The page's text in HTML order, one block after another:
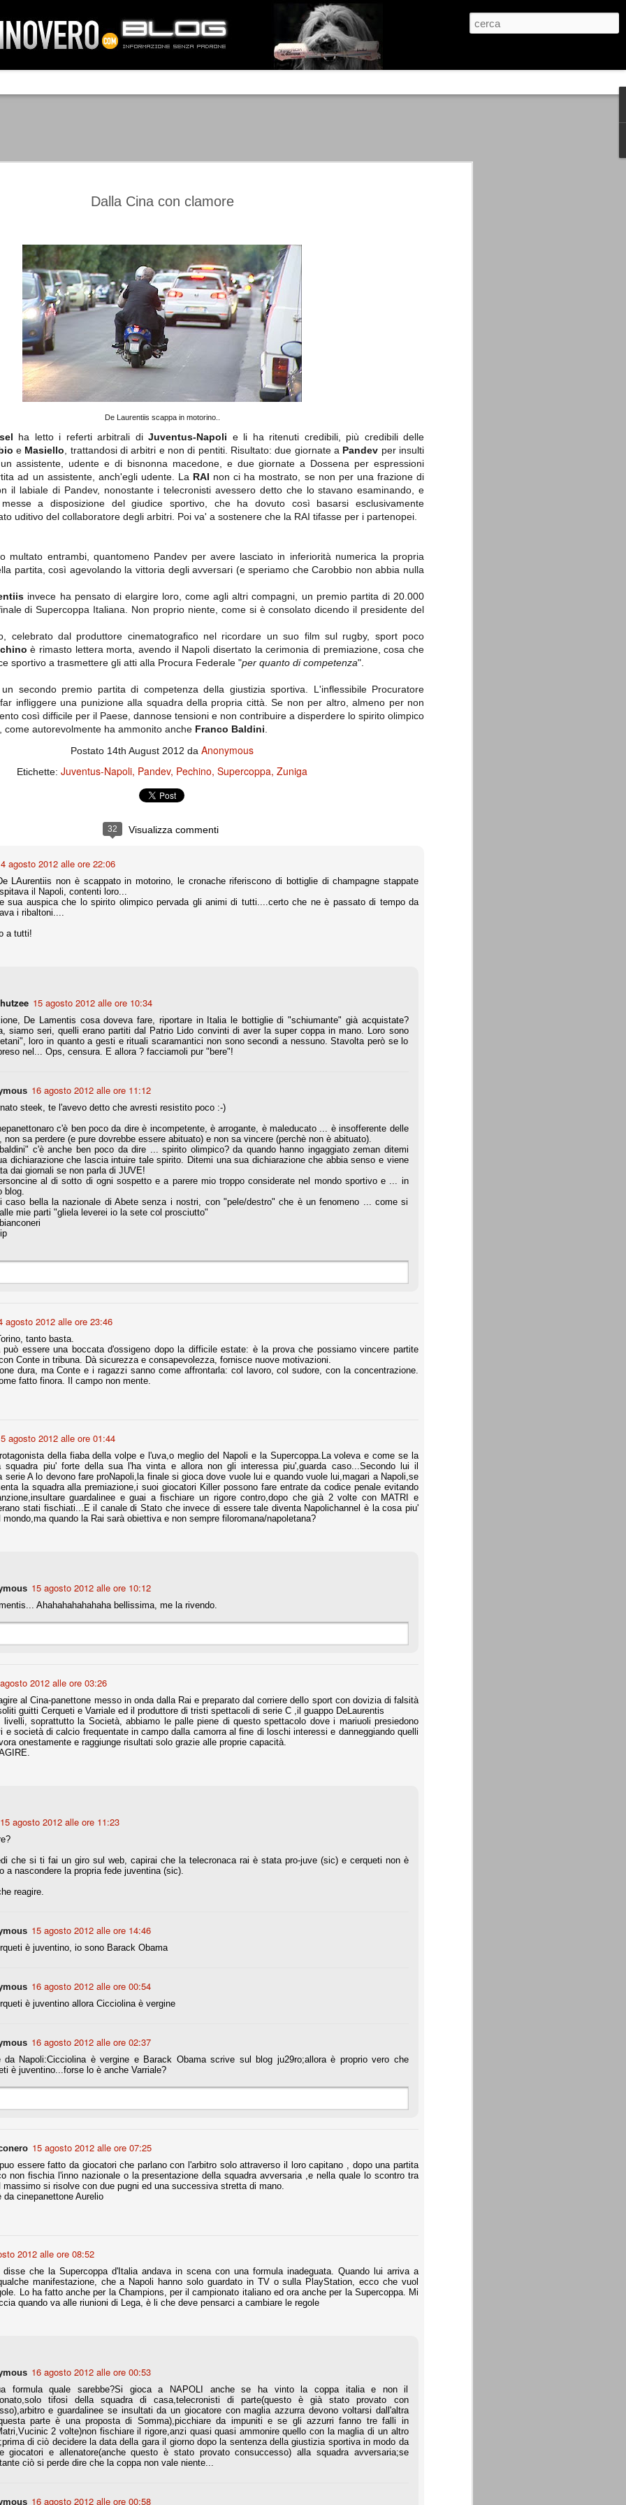
Dalla Cina con clamore
De Laurentiis scappa in motorino..
ha letto i referti arbitrali di Juventus-Napoli e li ha ritenuti credibili, più credibili delle
e Masiello , trattandosi di arbitri e non di pentiti. Risultato: due giornate a Pandev per insulti
assistente, udente e di bisnonna macedone, e due giornate a Dossena per espressioni
ad un assistente, anch'egli udente. La RAI non ci ha mostrato, se non per una frazione di
il labiale di Pandev, nonostante i telecronisti avessero detto che lo stavano esaminando, e
a disposizione del giudice sportivo, che ha dovuto così basarsi esclusivamente
uditivo del collaboratore degli arbitri. Poi va' a sostenere che la RAI tifasse per i partenopei.
multato entrambi, quantomeno Pandev per avere lasciato in inferiorità numerica la propria
partita, così agevolando la vittoria degli avversari (e speriamo che Carobbio non abbia nulla
invece ha pensato di elargire loro, come agli altri compagni, un premio partita di 20.000
di Supercoppa Italiana. Non proprio niente, come si è consolato dicendo il presidente del
celebrato dal produttore cinematografico nel ricordare un suo film sul rugby, sport poco
è rimasto lettera morta, avendo il Napoli disertato la cerimonia di premiazione, cosa che
sportivo a trasmettere gli atti alla Procura Federale "per quanto di competenza".
secondo premio partita di competenza della giustizia sportiva. L'inflessibile Procuratore
infliggere una punizione alla squadra della propria città. Se non per altro, almeno per non
così difficile per il Paese, dannose tensioni e non contribuire a disperdere lo spirito olimpico
come autorevolmente ha ammonito anche Franco Baldini
Postato 14th August 2012 da Anonymous
Etichette: Juventus-Napoli Pandev Pechino Supercoppa Zuniga
32 Visualizza commenti
agosto 2012 alle ore 22:06
LAurentiis non è scappato in motorino, le cronache riferiscono di bottiglie di champagne stappate
il Napoli, contenti loro...
sua auspica che lo spirito olimpico pervada gli animi di tutti....certo che ne è passato di tempo da
i ribaltoni....
a tutti!
15 agosto 2012 alle ore 10:34
De Lamentis cosa doveva fare, riportare in Italia le bottiglie di "schiumante" già acquistate?
siamo seri, quelli erano partiti dal Patrio Lido convinti di aver la super coppa in mano. Loro sono
loro in quanto a gesti e rituali scaramantici non sono secondi a nessuno. Stavolta però se lo
nel... Ops, censura. E allora ? facciamoli pur "bere"!
16 agosto 2012 alle ore 11:12
steek, te l'avevo detto che avresti resistito poco :-)
c'è ben poco da dire è incompetente, è arrogante, è maleducato ... è insofferente delle
non sa perdere (e pure dovrebbe essere abituato) e non sa vincere (perchè non è abituato).
c'è anche ben poco da dire ... spirito olimpico? da quando hanno ingaggiato zeman ditemi
dichiarazione che lascia intuire tale spirito. Ditemi una sua dichiarazione che abbia senso e viene
dai giornali se non parla di JUVE!
al di sotto di ogni sospetto e a parere mio troppo considerate nel mondo sportivo e ... in
blog.
caso bella la nazionale di Abete senza i nostri, con "pele/destro" che è un fenomeno ... come si
mie parti "gliela leverei io la sete col prosciutto"
agosto 2012 alle ore 23:46
tanto basta.
può essere una boccata d'ossigeno dopo la difficile estate: è la prova che possiamo vincere partite
Conte in tribuna. Dà sicurezza e consapevolezza, fornisce nuove motivazioni.
dura, ma Conte e i ragazzi sanno come affrontarla: col lavoro, col sudore, con la concentrazione.
fatto finora. Il campo non mente.
agosto 2012 alle ore 01:44
della fiaba della volpe e l'uva,o meglio del Napoli e la Supercoppa.La voleva e come se la
squadra piu' forte della sua l'ha vinta e allora non gli interessa piu',guarda caso...Secondo lui il
serie A lo devono fare proNapoli,la finale si gioca dove vuole lui e quando vuole lui,magari a Napoli,se
la squadra alla premiazione,i suoi giocatori Killer possono fare entrate da codice penale evitando
guardalinee e guai a fischiare un rigore contro,dopo che già 2 volte con MATRI e
stati fischiati...E il canale di Stato che invece di essere tale diventa Napolichannel è la cosa piu'
mondo,ma quando la Rai sarà obiettiva e non sempre filoromana/napoletana?
15 agosto 2012 alle ore 10:12
Ahahahahahahaha bellissima, me la rivendo.
2012 alle ore 03:26
al Cina-panettone messo in onda dalla Rai e preparato dal corriere dello sport con dovizia di falsità
guitti Cerqueti e Varriale ed il produttore di tristi spettacoli di serie C ,il guappo DeLaurentis
soprattutto la Società, abbiamo le palle piene di questo spettacolo dove i mariuoli presiedono
e società di calcio frequentate in campo dalla camorra al fine di loschi interessi e danneggiando quelli
onestamente e raggiunge risultati solo grazie alle proprie capacità.
15 agosto 2012 alle ore 11:23
che si ti fai un giro sul web, capirai che la telecronaca rai è stata pro-juve (sic) e cerqueti non è
a nascondere la propria fede juventina (sic).
reagire.
15 agosto 2012 alle ore 14:46
è juventino, io sono Barack Obama
16 agosto 2012 alle ore 00:54
è juventino allora Cicciolina è vergine
16 agosto 2012 alle ore 02:37
da Napoli:Cicciolina è vergine e Barack Obama scrive sul blog ju29ro;allora è proprio vero che
è juventino...forse lo è anche Varriale?
15 agosto 2012 alle ore 07:25
essere fatto da giocatori che parlano con l'arbitro solo attraverso il loro capitano , dopo una partita
non fischia l'inno nazionale o la presentazione della squadra avversaria ,e nella quale lo scontro tra
massimo si risolve con due pugni ed una successiva stretta di mano.
da cinepanettone Aurelio
2012 alle ore 08:52
disse che la Supercoppa d'Italia andava in scena con una formula inadeguata. Quando lui arriva a
manifestazione, che a Napoli hanno solo guardato in TV o sulla PlayStation, ecco che vuol
Lo ha fatto anche per la Champions, per il campionato italiano ed ora anche per la Supercoppa. Mi
quando va alle riunioni di Lega, è li che deve pensarci a cambiare le regole
16 agosto 2012 alle ore 00:53
formula quale sarebbe?Si gioca a NAPOLI anche se ha vinto la coppa italia e non il
tifosi della squadra di casa,telecronisti di parte(questo è già stato provato con
e guardalinee se insultati da un giocatore con maglia azzurra devono voltarsi dall'altra
parte è una proposta di Somma),picchiare da impuniti e se gli azzurri fanno tre falli in
2 volte)non fischiare il rigore,anzi quasi quasi ammonire quello con la maglia di un altro
di ciò decidere la data della gara il giorno dopo la sentenza della giustizia sportiva in modo da
giocatori e allenatore(anche questo è stato provato consuccesso) alla squadra avversaria;se
ciò si perde dire che la coppa non vale niente...
16 agosto 2012 alle ore 00:58
dell’estate 2006, sembrava
il corso degli eventi che si
condannando irreversibilmente.
Manchester City -
Juventus 1-2
La Juventus trionfa a
Manchester conquistandosi tre
importantissimi punti per la
qualificazione e mettendosi alle
spalle le brutte prestazioni del
campionato. Dopo un primo tempo
di sofferenza gli uomini di Allegri
hanno saputo reagire al gol
fortunoso (e non molto regolare)
segnato dagli inglesi e a portare a
casa il bottino intero.
SEP
12
Juventus - Chievo 1-1
La Juventus esce con un
misero punto dallo Juventus
Stadium, accentuando una crisi
che sembra non avere fine.
Nonostante il gol fortunoso del
Chievo, la sensazione netta è che
la matassa sia molto, molto lunga
e difficile da sbrogliare.
Dal sito della Corte di
Cassazione:
"In Italia la Corte Suprema di
Cassazione è al vertice della
giurisdizione ordinaria; tra le
principali funzioni che le sono
attribuite dalla legge fondamentale
sull'ordinamento giudiziario del 30
osservanza e l'uniforme
interpretazione della legge, l'unità
del diritto oggettivo nazionale, il
giurisdizioni".
già pubblicato un pezzo dedicato pochi giorni fa. Ricordiamo che
12 giocatori usciti nella sessione di calciomercato sono italiani, e
giocatori arrivati.
all'Olimpico. Una squadra che per i primi 75 minuti non ha
solo a 10 minuti dalla fine, dopo essere rimasta in 10 uomini.
forse più avvincente:
Donetsk (Ucr), Malmoe (Sve)
Utd (Ing), Cska Mosca (Rus), Wolfsburg (Ger).
Galatasaray (Tur), Astana (Kaz).
di sfortuna. Partita sbagliata come impostazione, a cominciare
abbia capito. Quindi, niente drammi e vediamo di imparare in
falso, o c'è qualcosa di più?
della sentenza di primo grado del processo sportivo
polemica sviluppatasi in questi giorni, soprattutto fra tifosi
che ognuno tiri l'acqua al suo mulino e difenda strenuamente il
17
Teramo, l'ingiustizia sportiva
Nei giorni scorsi abbiamo ricevuto alcuni messaggi di amici
teramani, che ci chiedevano spazio per la loro vicenda, al limite
Ce ne occupiamo volentieri.
le incongruenze emerse negli scorsi anni nello scandalo del
di terze parti (senza riscontri oggettivi), ora si punta il dito
il Teramo.
ha conseguito il suo ottavo successo nelle 19 competizioni
e tre secondi posti in 19 competizioni: risultati impressionanti, da
negli ultimi 13 mesi, sono stati ottenuti (in 5 competizioni) 3
- Lazio 2-0
italiana, diventando così la squadra più titolata in Italia in
il Milan (a meno di classifiche e tabelle "galliane"), fermo a quota 6.
i bianconeri a trovare una certa unità dopo le prime deludenti
non è una storiaccia legata alla ex Jugoslavia. Dicevamo che ci sono
età (29 anni), e sono fisicamente simili, entrambi grandi e grossi.
europee, e tutti e due sono appena arrivati a giocare in Italia. Il
finora sono le motivazioni del giudizio di Cassazione relativo a
scelto di farsi giudicare con il rito abbreviato.
e quindi non le commenteremo, le considerazioni (di parte)
quello che è: un allenamento in vista della stagione, una ghiotta
di ammortamento + ingaggio lordo annuo. La somma della potenza
il 70 % del fatturato al netto delle plusvalenze (vedi regole del
fatturato 2014/15, che dovrebbe comunque essere intorno ai 320
si valuta alla fine, a inizio settembre. Fermo restando che poi
sono già arrivati Rugani, Dybala, Khedira, Mandzukic, Neto, Zaza.
Ogbonna, forse Vidal. Il mercato i nostri dirigenti hanno dimostrato
fare meglio di noi tifosi.
bravo nell'avanzare palla al piede, bravo nei colpi di testa. Bravo.
annunciate di Tevez e Pirlo, svecchiando al contempo una rosa
di Rugani, Dybala e Zaza, il gentleman agreement con il
sono tutte mosse che puntano a ringiovanire la rosa affidandosi a
per la Juventus l'epoca degli accordi di compartecipazione
la data finale, data nella quale quella forma contrattuale (con
accordo) dovrà scomparire dal calcio italiano.
accordi di compartecipazione ancora in essere.
del Sassuolo, così come Berardi (ora al 100%). Se uno dei due
atto di quanto costerà. Di certo, quei due giocatori, insieme a
parecchio. Non sul piano sportivo, ma su quello finanziario. E non
Marotta del quale una parte della tifoseria juventina sembra non
Finita un'altra stagione di trionfi, è tempo ora per la Juve di
mettersi tutto alle spalle e di organizzare il mercato per la
stagione.
anni fa il calcio italiano ha deciso di adeguarsi al resto d’Europa e
definitivamente la pratica delle comproprietà. Per
orgogliosi di un gruppo (società, dirigenti, staff tecnico, squadra)
Una squadra che ha saputo cambiare guida tecnica, staff,
di gioco, interpreti, mentalità in campo... riproponendosi sempre e
15: